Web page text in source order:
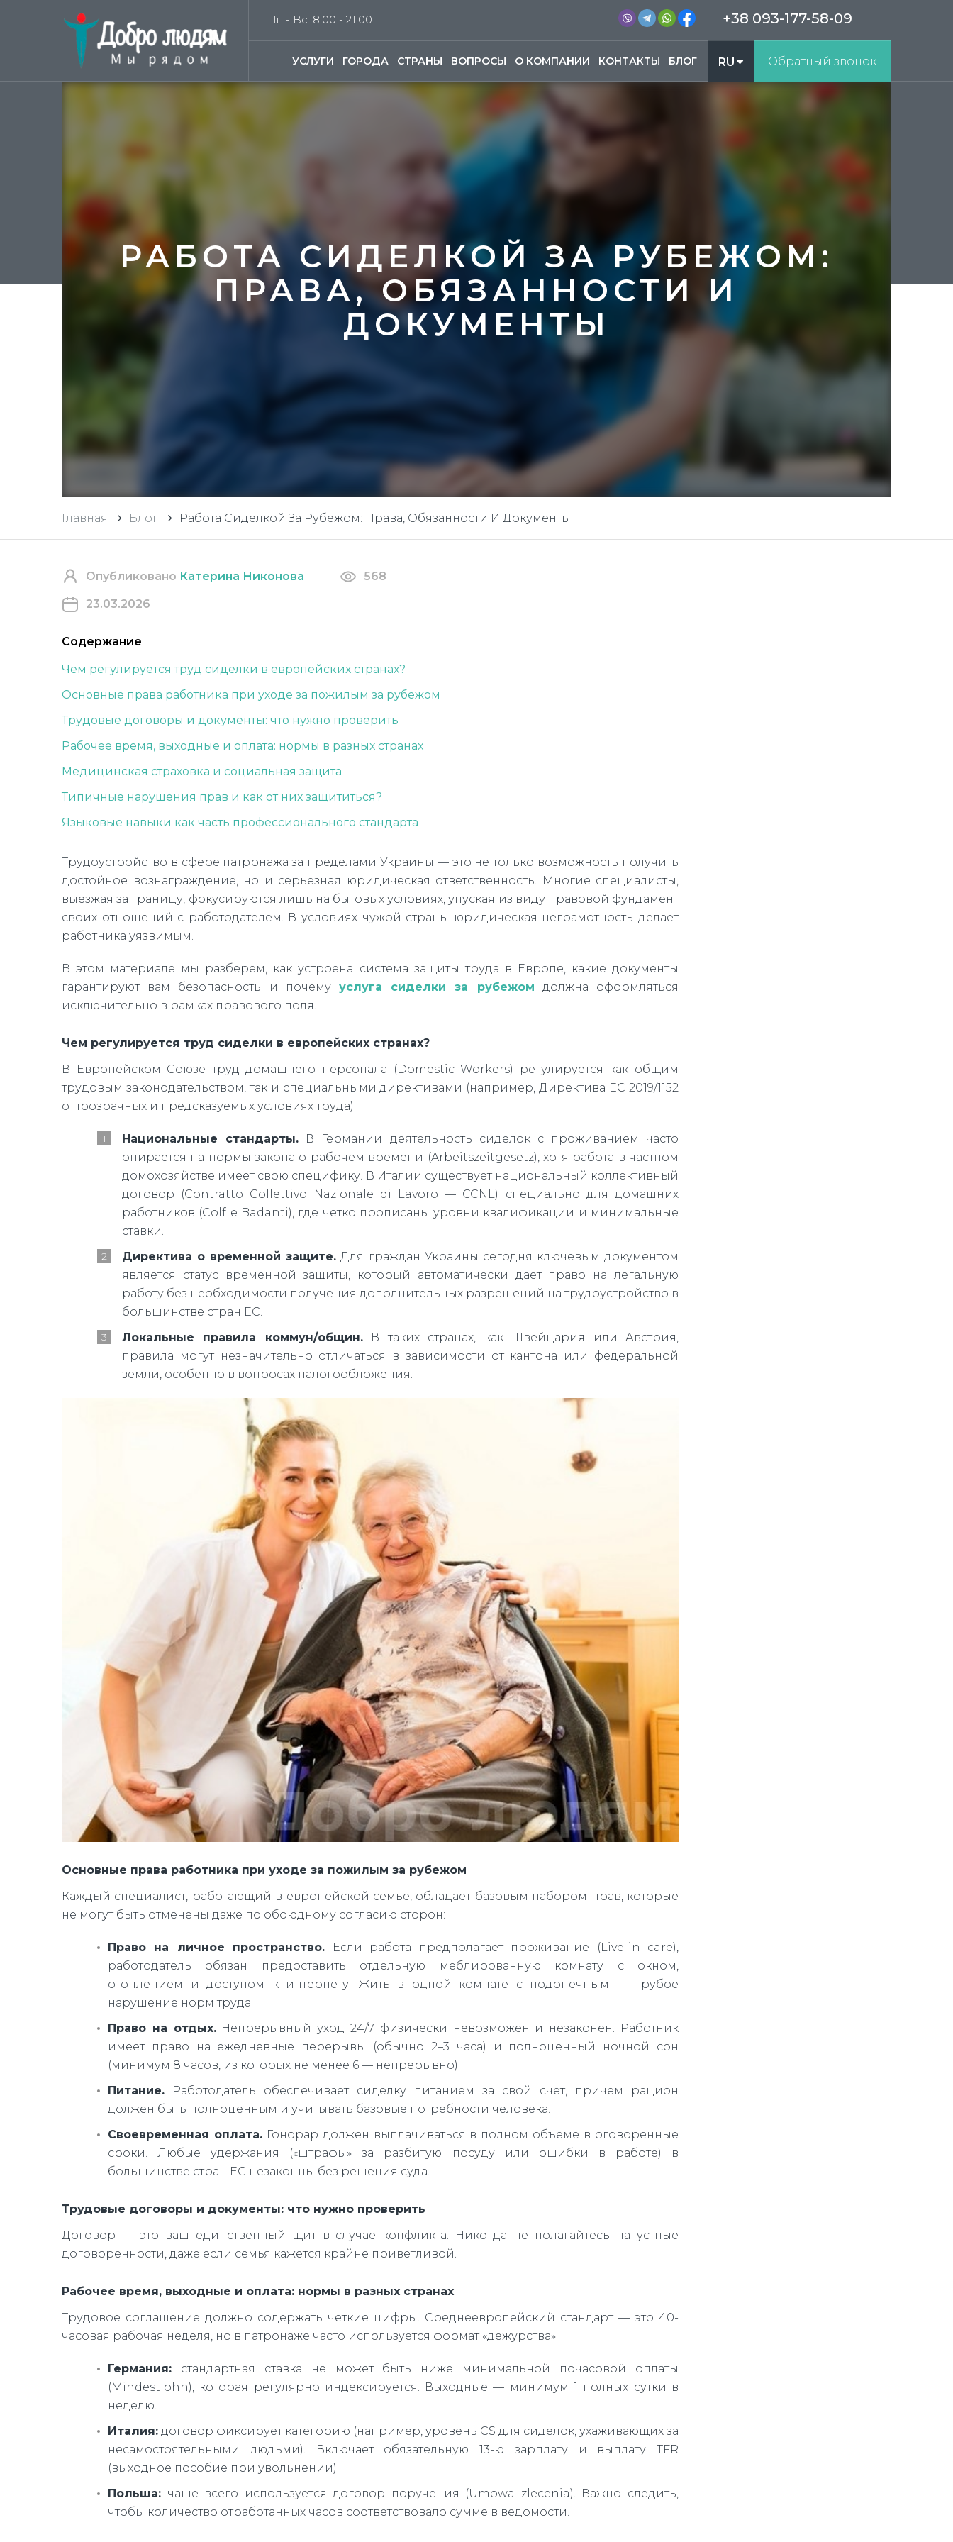
УСЛУГИ ГОРОДА СТРАНЫ ВОПРОСЫ О КОМПАНИИ КОНТАКТЫ БЛОГ RU
UA
Обратный звонок
+38 093-177-58-09
Пн - Вс: 8:00 - 21:00
РАБОТА СИДЕЛКОЙ ЗА РУБЕЖОМ:
ПРАВА, ОБЯЗАННОСТИ И
ДОКУМЕНТЫ
Главная Блог Работа Сиделкой За Рубежом: Права, Обязанности И Документы
Опубликовано Катерина Никонова 568
23.03.2026
Содержание
Чем регулируется труд сиделки в европейских странах?
Основные права работника при уходе за пожилым за рубежом
Трудовые договоры и документы: что нужно проверить
Рабочее время, выходные и оплата: нормы в разных странах
Медицинская страховка и социальная защита
Типичные нарушения прав и как от них защититься?
Языковые навыки как часть профессионального стандарта
Трудоустройство в сфере патронажа за пределами Украины — это не только возможность получить
достойное вознаграждение, но и серьезная юридическая ответственность. Многие специалисты,
выезжая за границу, фокусируются лишь на бытовых условиях, упуская из виду правовой фундамент
своих отношений с работодателем. В условиях чужой страны юридическая неграмотность делает
работника уязвимым.
В этом материале мы разберем, как устроена система защиты труда в Европе, какие документы
гарантируют вам безопасность и почему услуга сиделки за рубежом должна оформляться
исключительно в рамках правового поля.
Чем регулируется труд сиделки в европейских странах?
В Европейском Союзе труд домашнего персонала (Domestic Workers) регулируется как общим
трудовым законодательством, так и специальными директивами (например, Директива ЕС 2019/1152
о прозрачных и предсказуемых условиях труда).
Национальные стандарты. В Германии деятельность сиделок с проживанием часто
опирается на нормы закона о рабочем времени (Arbeitszeitgesetz), хотя работа в частном
домохозяйстве имеет свою специфику. В Италии существует национальный коллективный
договор (Contratto Collettivo Nazionale di Lavoro — CCNL) специально для домашних
работников (Colf e Badanti), где четко прописаны уровни квалификации и минимальные
ставки.
Директива о временной защите. Для граждан Украины сегодня ключевым документом
является статус временной защиты, который автоматически дает право на легальную
работу без необходимости получения дополнительных разрешений на трудоустройство в
большинстве стран ЕС.
Локальные правила коммун/общин.В таких странах, как Швейцария или Австрия,
правила могут незначительно отличаться в зависимости от кантона или федеральной
земли, особенно в вопросах налогообложения.
Основные права работника при уходе за пожилым за рубежом
Каждый специалист, работающий в европейской семье, обладает базовым набором прав, которые
не могут быть отменены даже по обоюдному согласию сторон:
Право на личное пространство. Если работа предполагает проживание (Live-in care),
работодатель обязан предоставить отдельную меблированную комнату с окном,
отоплением и доступом к интернету. Жить в одной комнате с подопечным — грубое
нарушение норм труда.
Право на отдых.Непрерывный уход 24/7 физически невозможен и незаконен. Работник
имеет право на ежедневные перерывы (обычно 2–3 часа) и полноценный ночной сон
(минимум 8 часов, из которых не менее 6 — непрерывно).
Питание. Работодатель обеспечивает сиделку питанием за свой счет, причем рацион
должен быть полноценным и учитывать базовые потребности человека.
Своевременная оплата.Гонорар должен выплачиваться в полном объеме в оговоренные
сроки. Любые удержания («штрафы» за разбитую посуду или ошибки в работе) в
большинстве стран ЕС незаконны без решения суда.
Трудовые договоры и документы: что нужно проверить
Договор — это ваш единственный щит в случае конфликта. Никогда не полагайтесь на устные
договоренности, даже если семья кажется крайне приветливой.
Рабочее время, выходные и оплата: нормы в разных странах
Трудовое соглашение должно содержать четкие цифры. Среднеевропейский стандарт — это 40-
часовая рабочая неделя, но в патронаже часто используется формат «дежурства».
Германия: стандартная ставка не может быть ниже минимальной почасовой оплаты
(Mindestlohn), которая регулярно индексируется. Выходные — минимум 1 полных сутки в
неделю.
Италия: договор фиксирует категорию (например, уровень CS для сиделок, ухаживающих за
несамостоятельными людьми). Включает обязательную 13-ю зарплату и выплату TFR
(выходное пособие при увольнении).
Польша: чаще всего используется договор поручения (Umowa zlecenia). Важно следить,
чтобы количество отработанных часов соответствовало сумме в ведомости.